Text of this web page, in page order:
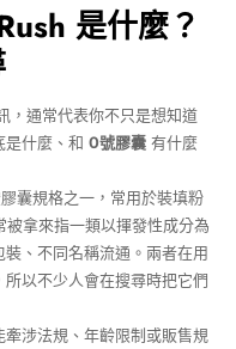
是什麼？
，通常代表你不只是想知道
是什麼、和 0號膠囊有什麼
囊規格之一，常用於裝填粉
拿來指一類以揮發性成分為
、不同名稱流通。兩者在用
以不少人會在搜尋時把它們
涉法規、年齡限制或販售規